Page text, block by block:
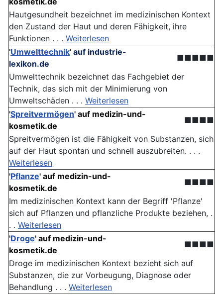
Hautgesundheit bezeichnet im medizinischen Kontext
den Zustand der Haut und deren Fähigkeit, ihre
Funktionen . . . Weiterlesen
'Umwelttechnik' auf industrie-
lexikon.de
■■■■■
Umwelttechnik bezeichnet das Fachgebiet der
Technik, das sich mit der Minimierung von
Umweltschäden . . . Weiterlesen
'Spreitvermögen' auf medizin-und-
kosmetik.de
■■■■
Spreitvermögen ist die Fähigkeit von Substanzen, sich
auf der Haut spontan und schnell auszubreiten. . . .
Weiterlesen
'Pflanze' auf medizin-und-
kosmetik.de
■■■■
Im medizinischen Kontext kann der Begriff 'Pflanze'
sich auf Pflanzen und pflanzliche Produkte beziehen, .
. . Weiterlesen
'Droge' auf medizin-und-
kosmetik.de
■■■■
Droge im medizinischen Kontext bezieht sich auf
Substanzen, die zur Vorbeugung, Diagnose oder
Behandlung . . . Weiterlesen